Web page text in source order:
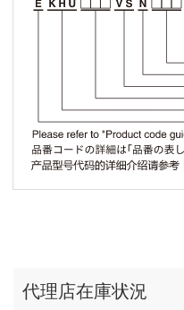
代理店在庫状況